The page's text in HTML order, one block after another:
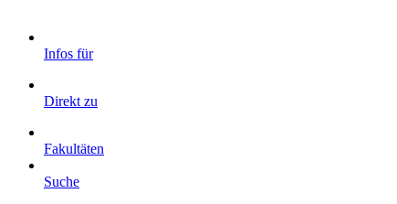
Infos für
Direkt zu
Fakultäten
Suche